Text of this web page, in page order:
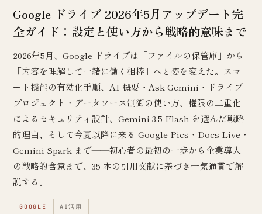
Google ドライブ 2026年5月アップデート完
全ガイド：設定と使い方から戦略的意味まで
2026年5月、Google ドライブは「ファイルの保管庫」から
「内容を理解して一緒に働く相棒」へと姿を変えた。スマ
ート機能の有効化手順、AI 概要・Ask Gemini・ドライブ
プロジェクト・データソース制御の使い方、権限の二重化
によるセキュリティ設計、Gemini 3.5 Flash を選んだ戦略
的理由、そして今夏以降に来る Google Pics・Docs Live・
Gemini Spark まで——初心者の最初の一歩から企業導入
の戦略的含意まで、35 本の引用文献に基づき一気通貫で解
説する。
GOOGLE AI活用